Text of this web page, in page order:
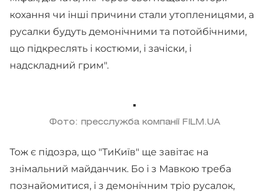
кохання чи інші причини стали утопленицями, а
русалки будуть демонічними та потойбічними,
що підкреслять і костюми, і зачіски, і
надскладний грим".
Фото: пресслужба компанії FILM.UA
Тож є підозра, що "ТиКиїв" ще завітає на
знімальний майданчик. Бо і з Мавкою треба
познайомитися, і з демонічним тріо русалок,